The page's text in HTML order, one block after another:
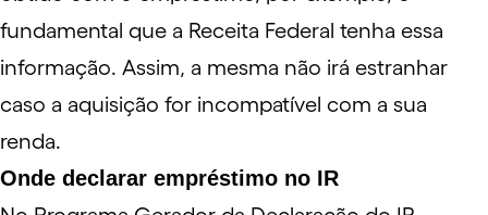
fundamental que a Receita Federal tenha essa
informação. Assim, a mesma não irá estranhar
caso a aquisição for incompatível com a sua
renda.
Onde declarar empréstimo no IR